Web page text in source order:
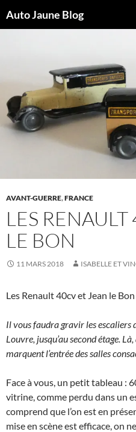
Auto Jaune Blog
AVANT-GUERRE,FRANCE
LES
LE BON
11 MARS 2018 ISABELLE ET
Les Renault 40cv et Jean le Bon
Il vous faudra gravir les escaliers
Louvre, jusqu’au second étage.
marquent l’entrée des salles
Face à vous, un petit tableau :
vitrine, comme perdu dans un
comprend que l’on est en
mise en scène est efficace, on